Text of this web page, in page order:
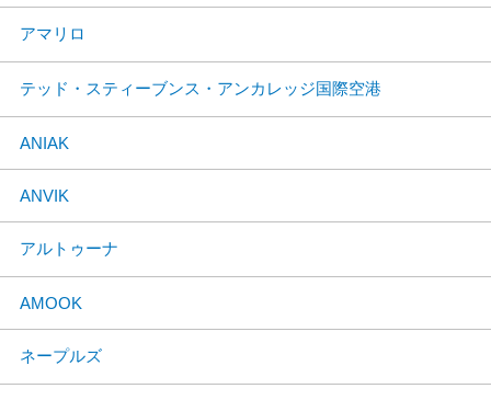
アマリロ
テッド・スティーブンス・アンカレッジ国際空港
ANIAK
ANVIK
アルトゥーナ
AMOOK
ネープルズ